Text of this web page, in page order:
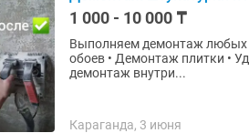
1 000 - 10 000 ₸
Выполняем демонтаж любых
обоев • Демонтаж плитки •
демонтаж внутри...
Караганда, 3 июня